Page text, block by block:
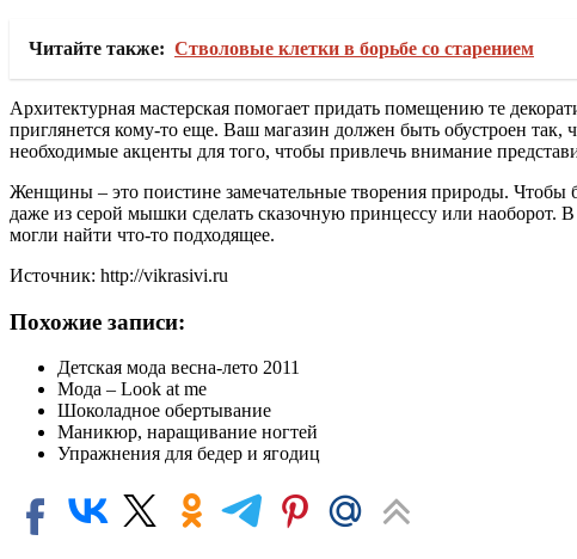
Читайте также: Стволовые клетки в борьбе со старением
Архитектурная мастерская помогает придать помещению те
приглянется кому-то еще. Ваш магазин должен быть обустроен так,
необходимые акценты для того, чтобы привлечь внимание
Женщины – это поистине замечательные творения природы. Чтобы
даже из серой мышки сделать сказочную принцессу или
могли найти что-то подходящее.
Источник: http://vikrasivi.ru
Похожие записи:
Детская мода весна-лето 2011
Мода – Look at me
Шоколадное обертывание
Маникюр, наращивание ногтей
Упражнения для бедер и ягодиц